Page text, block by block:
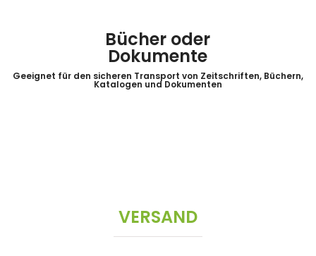
Bücher oder
Dokumente
Geeignet für den sicheren Transport von Zeitschriften, Büchern,
Katalogen und Dokumenten
VERSAND